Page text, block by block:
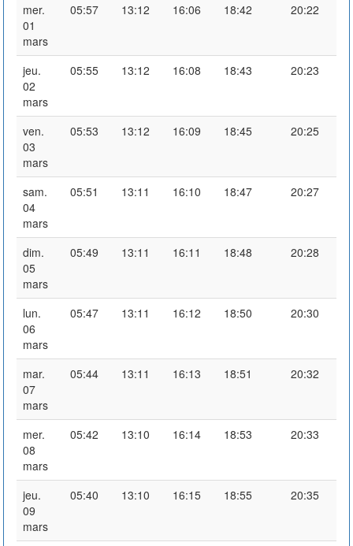
mer.
01
mars
05:57 13:12 16:06 18:42 20:22
jeu.
02
mars
05:55 13:12 16:08 18:43 20:23
ven.
03
mars
05:53 13:12 16:09 18:45 20:25
sam.
04
mars
05:51 13:11 16:10 18:47 20:27
dim.
05
mars
05:49 13:11 16:11 18:48 20:28
lun.
06
mars
05:47 13:11 16:12 18:50 20:30
mar.
07
mars
05:44 13:11 16:13 18:51 20:32
mer.
08
mars
05:42 13:10 16:14 18:53 20:33
jeu.
09
mars
05:40 13:10 16:15 18:55 20:35